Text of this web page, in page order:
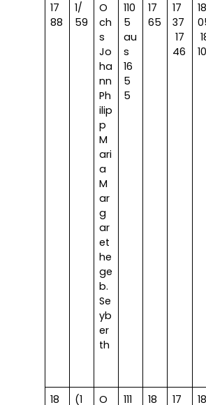
17
88
1/
59
O
ch
s
Jo
ha
nn
Ph
ilip
p
M
ari
a
M
ar
g
ar
et
he
ge
b.
Se
yb
er
th
110
5
au
s
16
5
5
17
65
17
37
17
46
18
10
18 (1 O 111 18 17 18